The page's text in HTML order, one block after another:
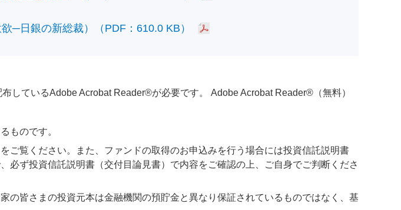
─日銀の新総裁）（PDF：610.0 KB）
しているAdobe Acrobat Reader®が必要です。 Adobe Acrobat Reader®（無料）
ものです。
ご覧ください。また、ファンドの取得のお申込みを行う場合には投資信託説明書
必ず投資信託説明書（交付目論見書）で内容をご確認の上、ご自身でご判断くださ
皆さまの投資元本は金融機関の預貯金と異なり保証されているものではなく、基